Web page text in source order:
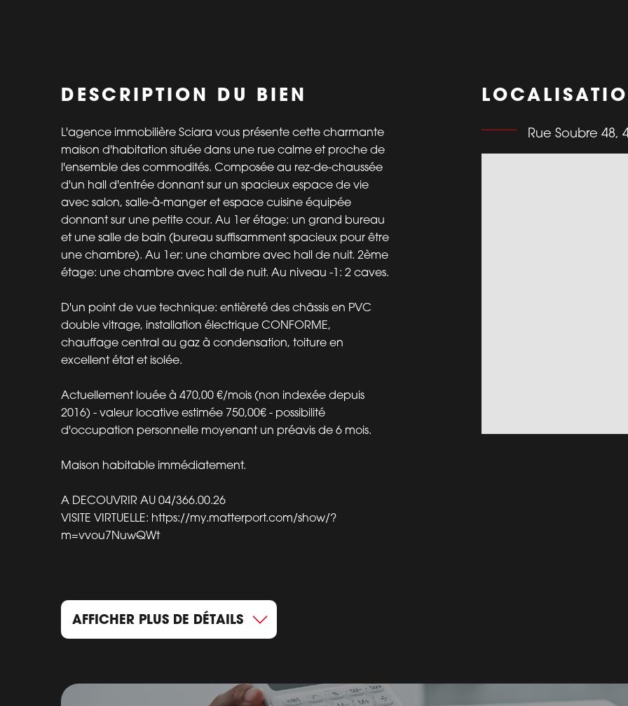
DESCRIPTION DU BIEN
L'agence immobilière Sciara vous présente cette charmante
maison d'habitation située dans une rue calme et proche de
l'ensemble des commodités. Composée au rez-de-chaussée
d'un hall d'entrée donnant sur un spacieux espace de vie
avec salon, salle-à-manger et espace cuisine équipée
donnant sur une petite cour. Au 1er étage: un grand bureau
et une salle de bain (bureau suffisamment spacieux pour être
une chambre). Au 1er: une chambre avec hall de nuit. 2ème
étage: une chambre avec hall de nuit. Au niveau -1: 2 caves.
D'un point de vue technique: entièreté des châssis en PVC
double vitrage, installation électrique CONFORME,
chauffage central au gaz à condensation, toiture en
excellent état et isolée.
Actuellement louée à 470,00 €/mois (non indexée depuis
2016) - valeur locative estimée 750,00€ - possibilité
d'occupation personnelle moyenant un préavis de 6 mois.
Maison habitable immédiatement.
A DECOUVRIR AU 04/366.00.26
VISITE VIRTUELLE: https://my.matterport.com/show/?
m=vvou7NuwQWt
Rue Soubre 48,
AFFICHER PLUS DE DÉTAILS